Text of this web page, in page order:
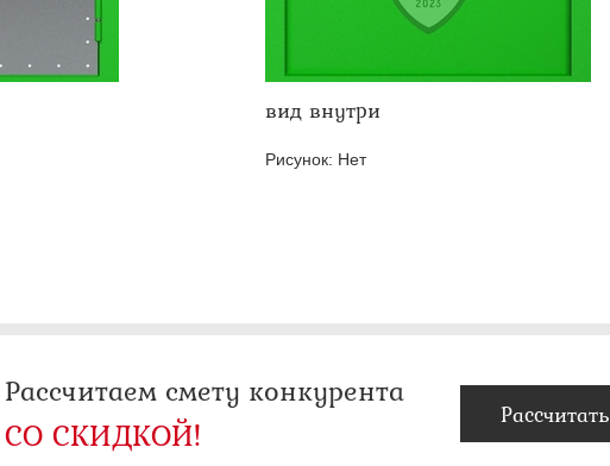
вид внутри
Рисунок: Нет
Рассчитаем смету конкурента
СО СКИДКОЙ! Рассчитать